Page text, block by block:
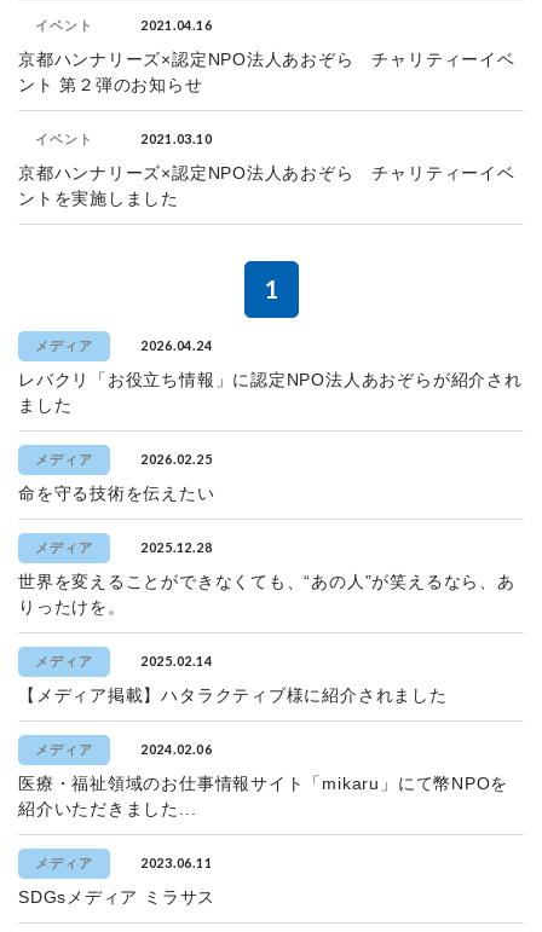
イベント 2021.04.16
京都ハンナリーズ×認定NPO法人あおぞら チャリティーイベ
ント 第２弾のお知らせ
イベント 2021.03.10
京都ハンナリーズ×認定NPO法人あおぞら チャリティーイベ
ントを実施しました
1
メディア 2026.04.24
レバクリ「お役立ち情報」に認定NPO法人あおぞらが紹介され
ました
メディア 2026.02.25
命を守る技術を伝えたい
メディア 2025.12.28
世界を変えることができなくても、“あの人”が笑えるなら、あ
りったけを。
メディア 2025.02.14
【メディア掲載】ハタラクティブ様に紹介されました
メディア 2024.02.06
医療・福祉領域のお仕事情報サイト「mikaru」にて幣NPOを
紹介いただきました...
メディア 2023.06.11
SDGsメディア ミラサス